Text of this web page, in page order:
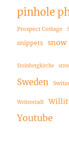
pinhole
Prospect Cottage
snippets snow
Steinbergkirche
Sweden
Weiterstadt
Youtube